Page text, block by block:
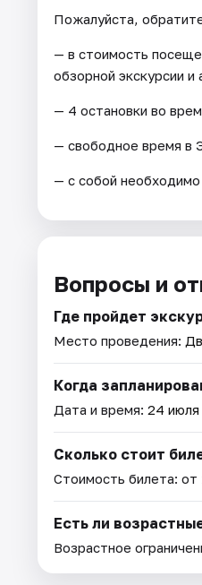
Пожалуйста,
— в стоимость
обзорной экскурсии
— 4 остановки во
— свободное время в
— с собой
Вопросы и
Где пройдет
Место проведения:
Когда
Дата и время: 24 июля
Сколько стоит
Стоимость билета: от
Есть ли
Возрастное